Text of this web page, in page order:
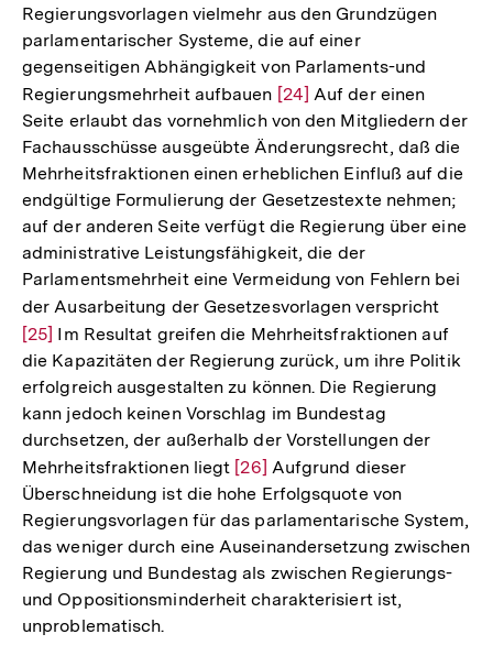
Regierungsvorlagen vielmehr aus den Grundzügen
parlamentarischer Systeme, die auf einer
gegenseitigen Abhängigkeit von Parlaments-und
Regierungsmehrheit aufbauen Zur
Auflösung
der
Fußnote
[24] Auf der einen
Seite erlaubt das vornehmlich von den Mitgliedern der
Fachausschüsse ausgeübte Änderungsrecht, daß die
Mehrheitsfraktionen einen erheblichen Einfluß auf die
endgültige Formulierung der Gesetzestexte nehmen;
auf der anderen Seite verfügt die Regierung über eine
administrative Leistungsfähigkeit, die der
Parlamentsmehrheit eine Vermeidung von Fehlern bei
der Ausarbeitung der Gesetzesvorlagen verspricht
der
[25] Im Resultat greifen die Mehrheitsfraktionen auf
die Kapazitäten der Regierung zurück, um ihre Politik
erfolgreich ausgestalten zu können. Die Regierung
kann jedoch keinen Vorschlag im Bundestag
durchsetzen, der außerhalb der Vorstellungen der
Mehrheitsfraktionen liegt Zur
Auflösung
der
Fußnote
[26] Aufgrund dieser
Überschneidung ist die hohe Erfolgsquote von
Regierungsvorlagen für das parlamentarische System,
das weniger durch eine Auseinandersetzung zwischen
Regierung und Bundestag als zwischen Regierungs-
und Oppositionsminderheit charakterisiert ist,
unproblematisch.